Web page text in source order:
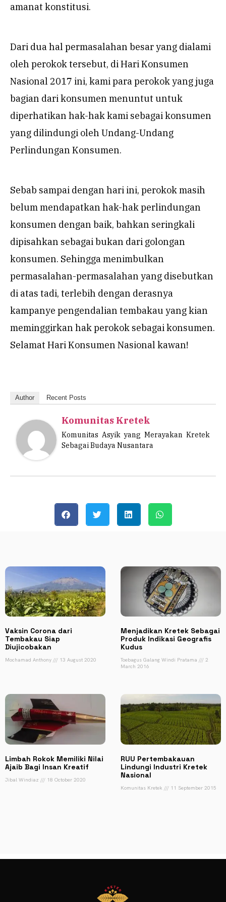
amanat konstitusi.
Dari dua hal permasalahan besar yang dialami
oleh perokok tersebut, di Hari Konsumen
Nasional 2017 ini, kami para perokok yang juga
bagian dari konsumen menuntut untuk
diperhatikan hak-hak kami sebagai konsumen
yang dilindungi oleh Undang-Undang
Perlindungan Konsumen.
Sebab sampai dengan hari ini, perokok masih
belum mendapatkan hak-hak perlindungan
konsumen dengan baik, bahkan seringkali
dipisahkan sebagai bukan dari golongan
konsumen. Sehingga menimbulkan
permasalahan-permasalahan yang disebutkan
di atas tadi, terlebih dengan derasnya
kampanye pengendalian tembakau yang kian
meminggirkan hak perokok sebagai konsumen.
Selamat Hari Konsumen Nasional kawan!
Author Recent Posts
Komunitas Kretek
Komunitas Asyik yang Merayakan Kretek
Sebagai Budaya Nusantara
Vaksin Corona dari
Tembakau Siap
Diujicobakan
Mochamad Anthony 13 August 2020
Menjadikan Kretek Sebagai
Produk Indikasi Geografis
Kudus
Toebagus Galang Windi Pratama
2
March 2016
Limbah Rokok Memiliki Nilai
Ajaib Bagi Insan Kreatif
Jibal Windiaz 18 October 2020
RUU Pertembakauan
Lindungi Industri Kretek
Nasional
Komunitas Kretek 11 September 2015